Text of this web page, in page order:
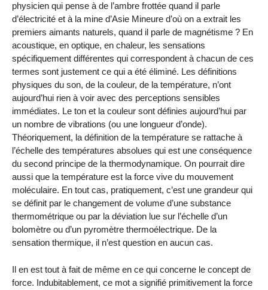
physicien qui pense à de l’ambre frottée quand il parle
d’électricité et à la mine d’Asie Mineure d’où on a extrait les
premiers aimants naturels, quand il parle de magnétisme ? En
acoustique, en optique, en chaleur, les sensations
spécifiquement différentes qui correspondent à chacun de ces
termes sont justement ce qui a été éliminé. Les définitions
physiques du son, de la couleur, de la température, n’ont
aujourd’hui rien à voir avec des perceptions sensibles
immédiates. Le ton et la couleur sont définies aujourd’hui par
un nombre de vibrations (ou une longueur d’onde).
Théoriquement, la définition de la température se rattache à
l’échelle des températures absolues qui est une conséquence
du second principe de la thermodynamique. On pourrait dire
aussi que la température est la force vive du mouvement
moléculaire. En tout cas, pratiquement, c’est une grandeur qui
se définit par le changement de volume d’une substance
thermométrique ou par la déviation lue sur l’échelle d’un
bolomètre ou d’un pyromètre thermoélectrique. De la
sensation thermique, il n’est question en aucun cas.
Il en est tout à fait de même en ce qui concerne le concept de
force. Indubitablement, ce mot a signifié primitivement la force